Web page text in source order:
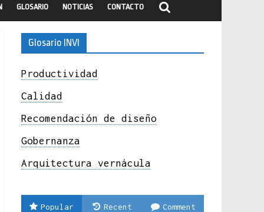
GLOSARIO NOTICIAS CONTACTO
Glosario INVI
Productividad
Calidad
Recomendación de diseño
Gobernanza
Arquitectura vernácula
Popular Recent Comment